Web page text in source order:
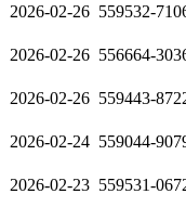
2026-02-26 559532-
2026-02-26 556664-
2026-02-26 559443-
2026-02-24 559044-
2026-02-23 559531-